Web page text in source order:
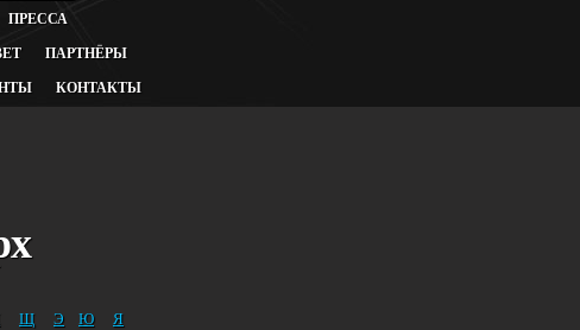
ПРЕССА
ПАРТНЁРЫ
КОНТАКТЫ
Щ Э Ю Я